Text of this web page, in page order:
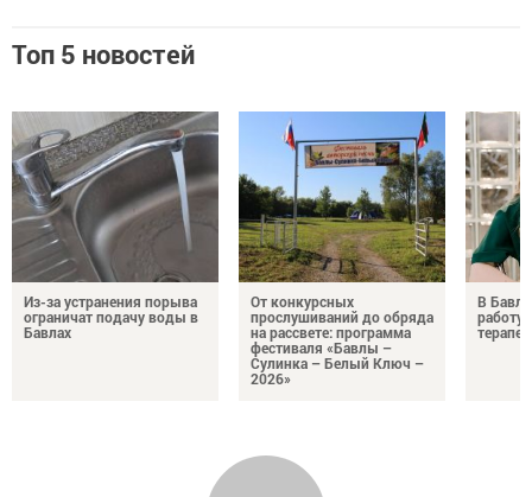
Топ 5 новостей
Из-за устранения порыва
ограничат подачу воды в
Бавлах
От конкурсных
прослушиваний до обряда
на рассвете: программа
фестиваля «Бавлы –
Сулинка – Белый Ключ –
2026»
В
работу